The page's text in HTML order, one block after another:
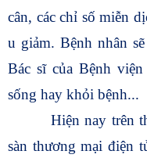
cân, các chỉ số miễn
u giảm. Bệnh nhân
Bác sĩ của Bệnh
sống hay khỏi bệnh...
Hiện nay trên
sàn thương mại điện